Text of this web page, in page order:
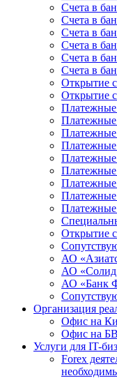
Счета в
Счета в
Счета в
Счета в
Счета в
Счета в
Открытие
Открытие
Платежные
Платежные
Открытие
АО
АО «Солид
АО
Организация
Офис на
Офис на
Услуги для IT-
Forex